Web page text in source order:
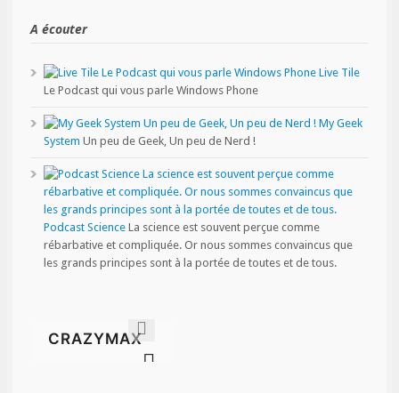
A écouter
Live Tile
Le Podcast qui vous parle Windows Phone
My Geek
System Un peu de Geek, Un peu de Nerd !
Podcast Science La science est souvent perçue comme
rébarbative et compliquée. Or nous sommes convaincus que
les grands principes sont à la portée de toutes et de tous.